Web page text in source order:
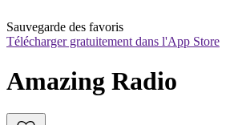
Sauvegarde des favoris
Télécharger gratuitement dans l'App Store
Amazing Radio